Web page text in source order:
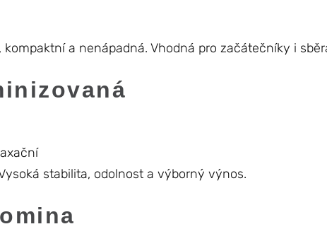
a nenápadná. Vhodná pro začátečníky i
stabilita, odolnost a výborný výnos.